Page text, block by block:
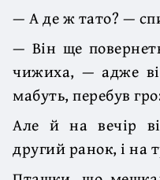
— А де ж тато? —
— Він ще
чижиха, — адже
мабуть, перебув
Але й на вечір
другий ранок, і на